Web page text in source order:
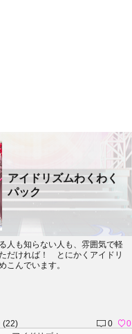
アイドリズムわくわく
パック
人も知らない人も、雰囲気で軽
だければ！ とにかくアイドリ
こんでいます。
(22) 0
0